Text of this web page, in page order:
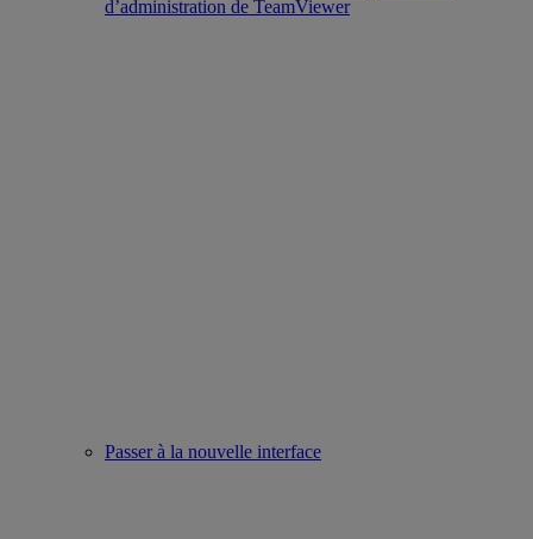
d’administration de TeamViewer
Passer à la nouvelle interface